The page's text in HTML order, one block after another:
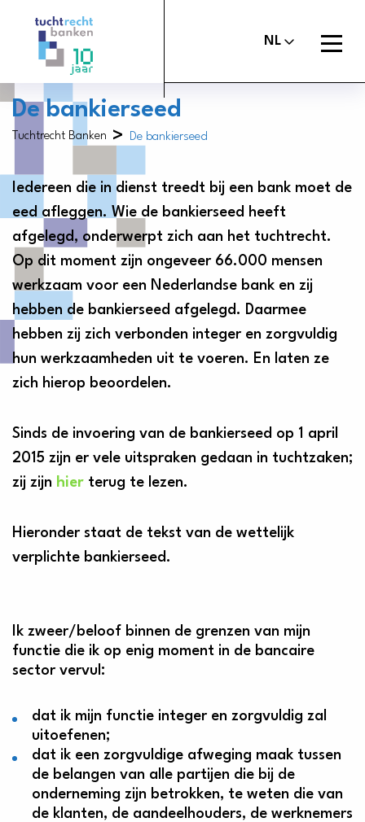
logo
Uitspraken
Over het tuchtrecht
Organisatie
Nieuws
Contact
Commissie van beroep
NL
Open
menu
De bankierseed
Tuchtrecht Banken > De bankierseed
Iedereen die in dienst treedt bij een bank moet de
eed afleggen. Wie de bankierseed heeft
afgelegd, onderwerpt zich aan het tuchtrecht.
Op dit moment zijn ongeveer 66.000 mensen
werkzaam voor een Nederlandse bank en zij
hebben de bankierseed afgelegd. Daarmee
hebben zij zich verbonden integer en zorgvuldig
hun werkzaamheden uit te voeren. En laten ze
zich hierop beoordelen.
Sinds de invoering van de bankierseed op 1 april
2015 zijn er vele uitspraken gedaan in tuchtzaken;
zij zijn hier terug te lezen.
Hieronder staat de tekst van de wettelijk
verplichte bankierseed.
Ik zweer/beloof binnen de grenzen van mijn
functie die ik op enig moment in de bancaire
sector vervul:
dat ik mijn functie integer en zorgvuldig zal
uitoefenen;
dat ik een zorgvuldige afweging maak tussen
de belangen van alle partijen die bij de
onderneming zijn betrokken, te weten die van
de klanten, de aandeelhouders, de werknemers